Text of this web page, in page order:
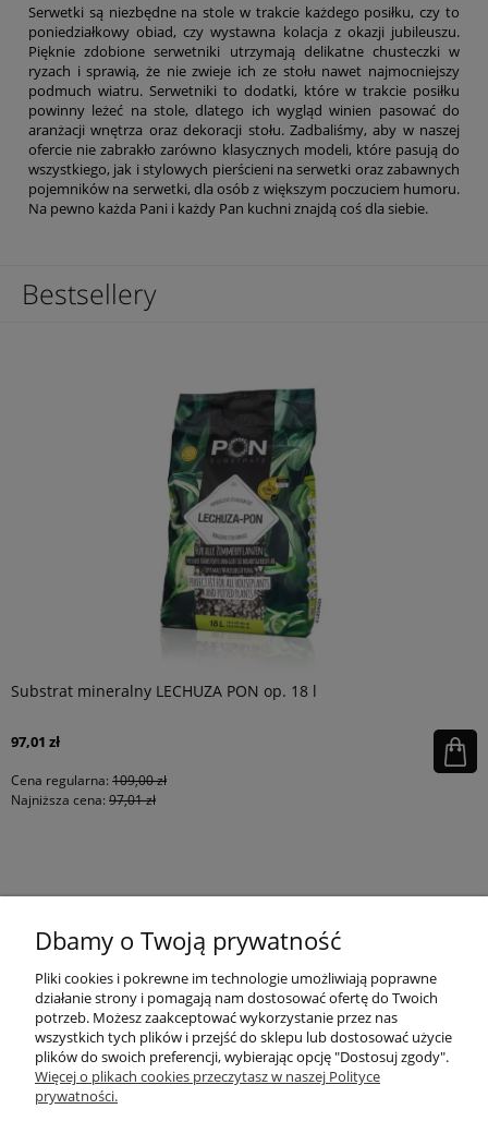
Serwetki są niezbędne na stole w trakcie każdego posiłku, czy to
poniedziałkowy obiad, czy wystawna kolacja z okazji jubileuszu.
Pięknie zdobione serwetniki utrzymają delikatne chusteczki w
ryzach i sprawią, że nie zwieje ich ze stołu nawet najmocniejszy
podmuch wiatru. Serwetniki to dodatki, które w trakcie posiłku
powinny leżeć na stole, dlatego ich wygląd winien pasować do
aranżacji wnętrza oraz dekoracji stołu. Zadbaliśmy, aby w naszej
ofercie nie zabrakło zarówno klasycznych modeli, które pasują do
wszystkiego, jak i stylowych pierścieni na serwetki oraz zabawnych
pojemników na serwetki, dla osób z większym poczuciem humoru.
Na pewno każda Pani i każdy Pan kuchni znajdą coś dla siebie.
Bestsellery
Substrat mineralny LECHUZA PON op. 18 l
97,01 zł
Cena regularna: 109,00 zł
Najniższa cena: 97,01 zł
MOJE KONTO
PŁATNOŚCI I DOSTAWA
Dbamy o Twoją prywatność
Pliki cookies i pokrewne im technologie umożliwiają poprawne
działanie strony i pomagają nam dostosować ofertę do Twoich
potrzeb. Możesz zaakceptować wykorzystanie przez nas
wszystkich tych plików i przejść do sklepu lub dostosować użycie
plików do swoich preferencji, wybierając opcję "Dostosuj zgody".
Więcej o plikach cookies przeczytasz w naszej Polityce
prywatności.